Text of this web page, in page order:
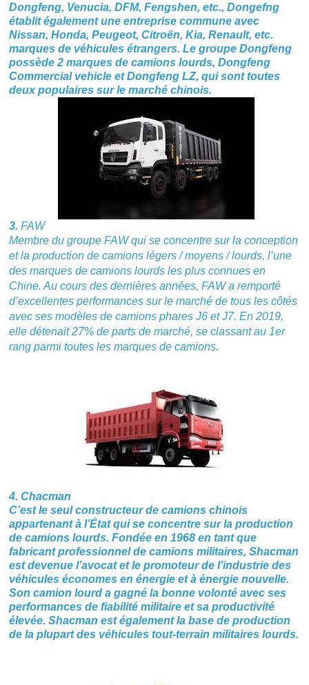
Dongfeng, Venucia, DFM, Fengshen, etc., Dongefng
établit également une entreprise commune avec
Nissan, Honda, Peugeot, Citroën, Kia, Renault, etc.
marques de véhicules étrangers. Le groupe Dongfeng
possède 2 marques de camions lourds, Dongfeng
Commercial vehicle et Dongfeng LZ, qui sont toutes
deux populaires sur le marché chinois.
3. FAW
Membre du groupe FAW qui se concentre sur la conception
et la production de camions légers / moyens / lourds, l’une
des marques de camions lourds les plus connues en
Chine. Au cours des dernières années, FAW a remporté
d’excellentes performances sur le marché de tous les côtés
avec ses modèles de camions phares J6 et J7. En 2019,
elle détenait 27% de parts de marché, se classant au 1er
rang parmi toutes les marques de camions.
4. Chacman
C’est le seul constructeur de camions chinois
appartenant à l’État qui se concentre sur la production
de camions lourds. Fondée en 1968 en tant que
fabricant professionnel de camions militaires, Shacman
est devenue l’avocat et le promoteur de l’industrie des
véhicules économes en énergie et à énergie nouvelle.
Son camion lourd a gagné la bonne volonté avec ses
performances de fiabilité militaire et sa productivité
élevée. Shacman est également la base de production
de la plupart des véhicules tout-terrain militaires lourds.